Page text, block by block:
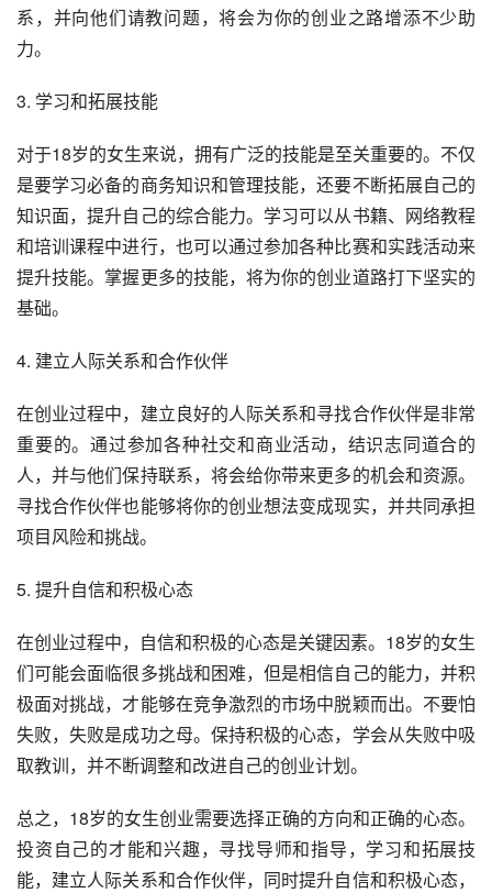
系，并向他们请教问题，将会为你的创业之路增添不少助
力。
3. 学习和拓展技能
对于18岁的女生来说，拥有广泛的技能是至关重要的。不仅
是要学习必备的商务知识和管理技能，还要不断拓展自己的
知识面，提升自己的综合能力。学习可以从书籍、网络教程
和培训课程中进行，也可以通过参加各种比赛和实践活动来
提升技能。掌握更多的技能，将为你的创业道路打下坚实的
基础。
4. 建立人际关系和合作伙伴
在创业过程中，建立良好的人际关系和寻找合作伙伴是非常
重要的。通过参加各种社交和商业活动，结识志同道合的
人，并与他们保持联系，将会给你带来更多的机会和资源。
寻找合作伙伴也能够将你的创业想法变成现实，并共同承担
项目风险和挑战。
5. 提升自信和积极心态
在创业过程中，自信和积极的心态是关键因素。18岁的女生
们可能会面临很多挑战和困难，但是相信自己的能力，并积
极面对挑战，才能够在竞争激烈的市场中脱颖而出。不要怕
失败，失败是成功之母。保持积极的心态，学会从失败中吸
取教训，并不断调整和改进自己的创业计划。
总之，18岁的女生创业需要选择正确的方向和正确的心态。
投资自己的才能和兴趣，寻找导师和指导，学习和拓展技
能，建立人际关系和合作伙伴，同时提升自信和积极心态，